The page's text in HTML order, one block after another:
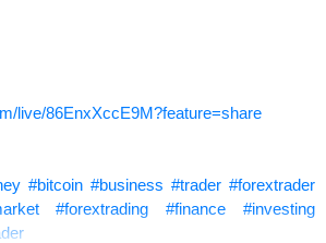
live/86EnxXccE9M?feature=share
#bitcoin #business #trader #forextrader
#forextrading #finance
#investing